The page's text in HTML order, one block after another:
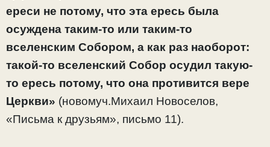
ереси не потому, что эта ересь была
осуждена таким-то или таким-то
вселенским Собором, а как раз наоборот:
такой-то вселенский Собор осудил такую-
то ересь потому, что она противится вере
Церкви» (новомуч.Михаил Новоселов,
«Письма к друзьям», письмо 11).